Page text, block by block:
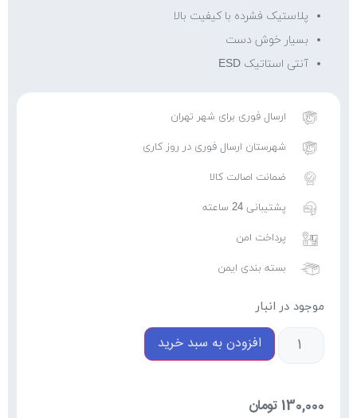
پلاستیک فشرده با کیفیت بالا
بسیار خوش دست
آنتی استاتیک ESD
ارسال فوری برای شهر تهران
شهرستان ارسال فوری در روز کاری
ضمانت اصالت کالا
پشتیبانی 24 ساعته
پرداخت امن
بسته بندی ایمن
موجود در انبار
افزودن به سبد خرید
130,000تومان